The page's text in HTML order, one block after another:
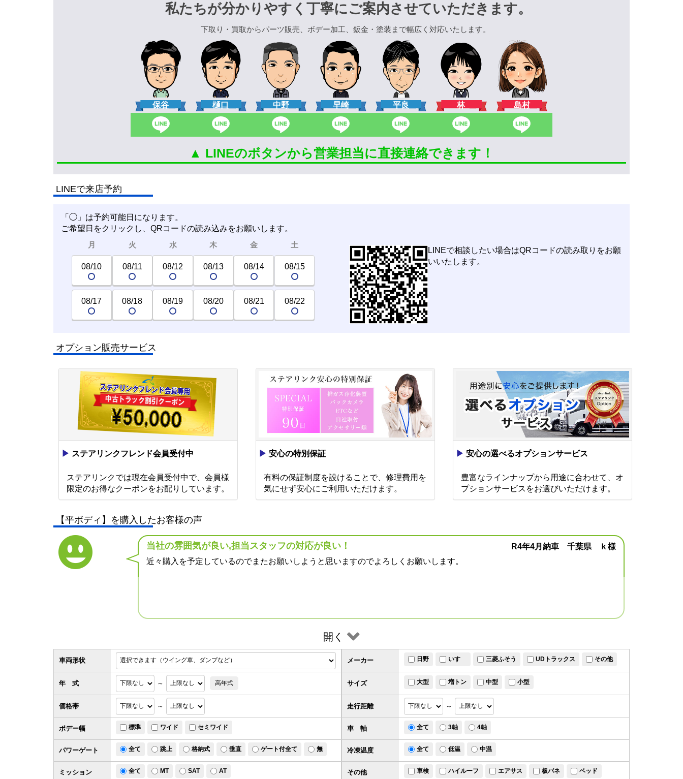
私たちが分かりやすく丁寧にご案内させていただきます。
下取り・買取からパーツ販売、ボデー加工、鈑金・塗装まで幅広く対応いたします。
保谷 樋口 中野 早崎 平良 林 島村
▲ LINEのボタンから営業担当に直接連絡できます！
LINEで来店予約
「◯」は予約可能日になります。
ご希望日をクリックし、QRコードの読み込みをお願いします。
月
火 水 木 金 土
08/10 08/11 08/12 08/13 08/14 08/15
08/17 08/18 08/19 08/20 08/21 08/22
LINEで相談したい場合はQRコードの読み取りをお願
いいたします。
オプション販売サービス
▶ ステアリンクフレンド会員受付中
ステアリンクでは現在会員受付中で、会員様
限定のお得なクーポンをお配りしています。
▶ 安心の特別保証
有料の保証制度を設けることで、修理費用を
気にせず安心にご利用いただけます。
▶ 安心の選べるオプションサービス
豊富なラインナップから用途に合わせて、オ
プションサービスをお選びいただけます。
【平ボディ】を購入したお客様の声
当社の雰囲気が良い,担当スタッフの対応が良い！
R4年4月納車 千葉県 ｋ様
近々購入を予定しているのでまたお願いしようと思いますのでよろしくお願いします。
開く
車両形状
サイズ 大型 増トン 中型 小型
価格帯 ～
メーカー 日野 いすゞ 三菱ふそう UDトラックス その他
年 式 ～ 高年式
走行距離 ～
ボデー幅 標準 ワイド セミワイド 車 軸 全て 3軸 4軸
パワーゲート 全て 跳上 格納式 垂直 ゲート付全て 無 冷凍温度 全て 低温 中温
ミッション 全て MT SAT AT その他 車検 ハイルーフ エアサス 板バネ ベッド